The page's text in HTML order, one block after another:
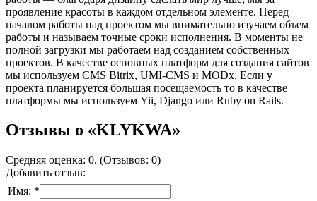
проявление красоты в каждом отдельном элементе. Перед
началом работы над проектом мы внимательно изучаем объем
работы и называем точные сроки исполнения. В моменты не
полной загрузки мы работаем над созданием собственных
проектов. В качестве основных платформ для создания сайтов
мы используем CMS Bitrix, UMI-CMS и MODx. Если у
проекта планируется большая посещаемость то в качестве
платформы мы используем Yii, Django или Ruby on Rails.
Отзывы о «KLYKWA»
Средняя оценка: 0. (Отзывов: 0)
Добавить отзыв:
Имя: *